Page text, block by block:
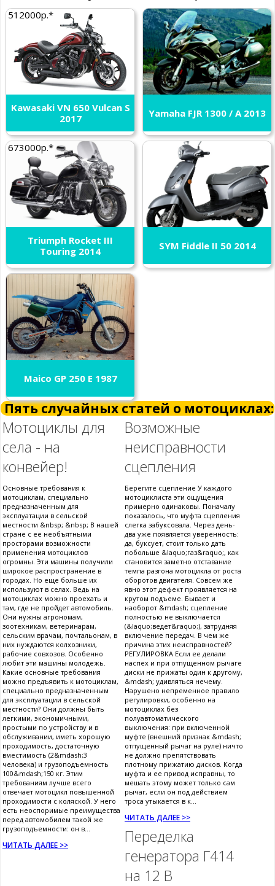
512000р.*
Kawasaki VN 650 Vulcan S
2017
Yamaha FJR 1300 / A 2013
673000р.*
Triumph Rocket III
Touring 2014
SYM Fiddle II 50 2014
Maico GP 250 E 1987
Пять случайных статей о мотоциклах:
Мотоциклы для
села - на
конвейер!
Основные требования к
мотоциклам, специально
предназначенным для
эксплуатации в сельской
местности &nbsp; &nbsp; В нашей
стране с ее необъятными
просторами возможности
применения мотоциклов
огромны. Эти машины получили
широкое распространение в
городах. Но еще больше их
используют в селах. Ведь на
мотоциклах можно проехать и
там, где не пройдет автомобиль.
Они нужны агрономам,
зоотехникам, ветеринарам,
сельским врачам, почтальонам, в
них нуждаются колхозники,
рабочие совхозов. Особенно
любит эти машины молодежь.
Какие основные требования
можно предъявить к мотоциклам,
специально предназначенным
для эксплуатации в сельской
местности? Они должны быть
легкими, экономичными,
простыми по устройству и в
обслуживании, иметь хорошую
проходимость, достаточную
вместимость (2&mdash;3
человека) и грузоподъемность
100&mdash;150 кг. Этим
требованиям лучше всего
отвечает мотоцикл повышенной
проходимости с коляской. У него
есть неоспоримые преимущества
перед автомобилем такой же
грузоподъемности: он в...
ЧИТАТЬ ДАЛЕЕ >>
Возможные
неисправности
сцепления
Берегите сцепление У каждого
мотоциклиста эти ощущения
примерно одинаковы. Поначалу
показалось, что муфта сцепления
слегка забуксовала. Через день-
два уже появляется уверенность:
да, буксует, стоит только дать
побольше &laquo;газ&raquo;, как
становится заметно отставание
темпа разгона мотоцикла от роста
оборотов двигателя. Совсем же
явно этот дефект проявляется на
крутом подъеме. Бывает и
наоборот &mdash; сцепление
полностью не выключается
(&laquo;ведет&raquo;), затрудняя
включение передач. В чем же
причина этих неисправностей?
РЕГУЛИРОВКА Если ее делали
наспех и при отпущенном рычаге
диски не прижаты один к другому,
&mdash; удивляться нечему.
Нарушено непременное правило
регулировки, особенно на
мотоциклах без
полуавтоматического
выключения: при включенной
муфте (внешний признак &mdash;
отпущенный рычаг на руле) ничто
не должно препятствовать
плотному прижатию дисков. Когда
муфта и ее привод исправны, то
мешать этому может только сам
рычаг, если он под действием
троса утыкается в к...
ЧИТАТЬ ДАЛЕЕ >>
Переделка
генератора Г414
на 12 В